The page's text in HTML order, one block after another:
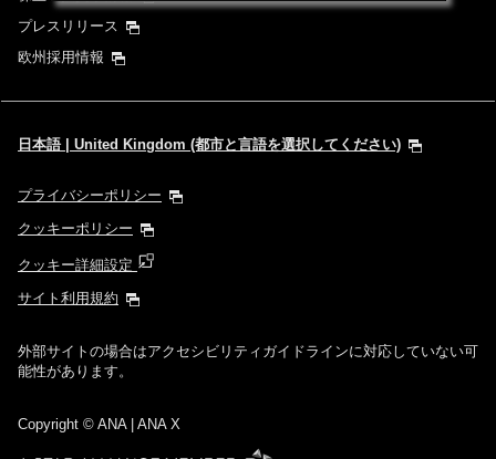
プレスリリース
欧州採用情報
日本語 | United Kingdom (都市と言語を選択してください)
プライバシーポリシー
クッキーポリシー
クッキー詳細設定
サイト利用規約
外部サイトの場合はアクセシビリティガイドラインに対応していない可
能性があります。
Copyright © ANA | ANA X